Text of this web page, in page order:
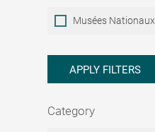
Musées
Nationaux
Musées
APPLY FILTERS
Category